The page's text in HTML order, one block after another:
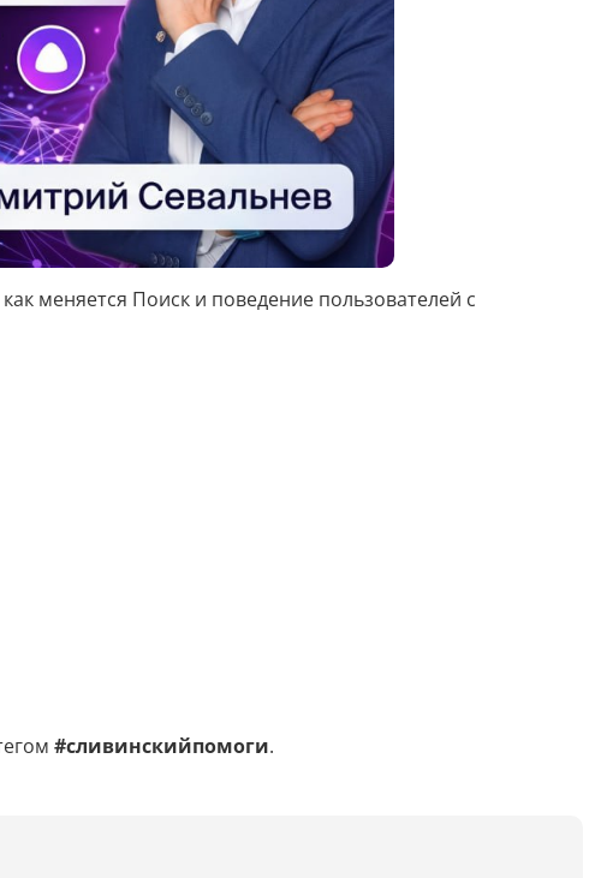
Должностная инструкция
Вакансия
Бизнес-процессы
Инструкция
Досудебная претензия
Анализ сайта
меняется Поиск и поведение пользователей с
#сливинскийпомоги.